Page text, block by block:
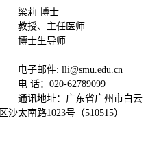
梁莉 博士
教授、主任医师
博士生导师
电子邮件: lli@smu.edu.cn
电 话：020-62789099
通讯地址：广东省广州市白云
区沙太南路1023号（510515）